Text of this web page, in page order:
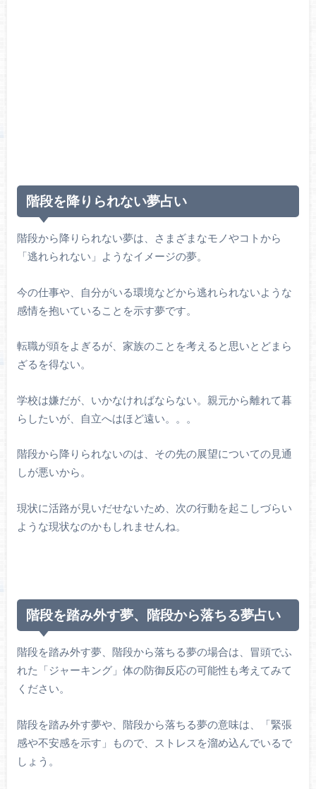
階段を降りられない夢占い
階段から降りられない夢は、さまざまなモノやコトから
「逃れられない」ようなイメージの夢。
今の仕事や、自分がいる環境などから逃れられないような
感情を抱いていることを示す夢です。
転職が頭をよぎるが、家族のことを考えると思いとどまら
ざるを得ない。
学校は嫌だが、いかなければならない。親元から離れて暮
らしたいが、自立へはほど遠い。。。
階段から降りられないのは、その先の展望についての見通
しが悪いから。
現状に活路が見いだせないため、次の行動を起こしづらい
ような現状なのかもしれませんね。
階段を踏み外す夢、階段から落ちる夢占い
階段を踏み外す夢、階段から落ちる夢の場合は、冒頭でふ
れた「ジャーキング」体の防御反応の可能性も考えてみて
ください。
階段を踏み外す夢や、階段から落ちる夢の意味は、「緊張
感や不安感を示す」もので、ストレスを溜め込んでいるで
しょう。